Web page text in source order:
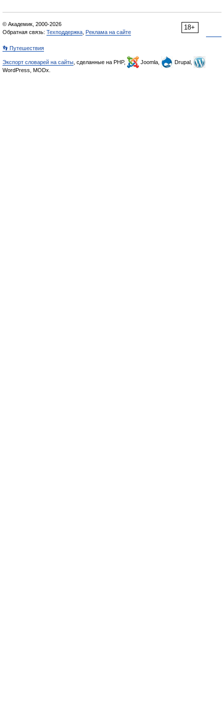
18+
© Академик, 2000-2026
Обратная связь: Техподдержка Реклама на сайте
👣 Путешествия
Экспорт словарей на сайты , сделанные на PHP, Joomla,
Drupal,
WordPress, MODx.